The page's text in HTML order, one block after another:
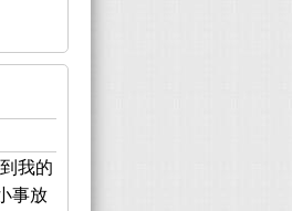
我的
事放